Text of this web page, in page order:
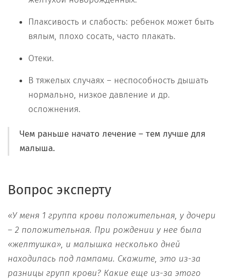
Плаксивость и слабость: ребенок может быть
вялым, плохо сосать, часто плакать.
Отеки.
В тяжелых случаях – неспособность дышать
нормально, низкое давление и др.
осложнения.
Чем раньше начато лечение – тем лучше для
малыша.
Вопрос эксперту
«У меня 1 группа крови положительная, у дочери
– 2 положительная. При рождении у нее была
«желтушка», и малышка несколько дней
находилась под лампами. Скажите, это из-за
разницы групп крови? Какие еще из-за этого